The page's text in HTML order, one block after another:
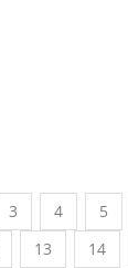
3 4 5
13 14